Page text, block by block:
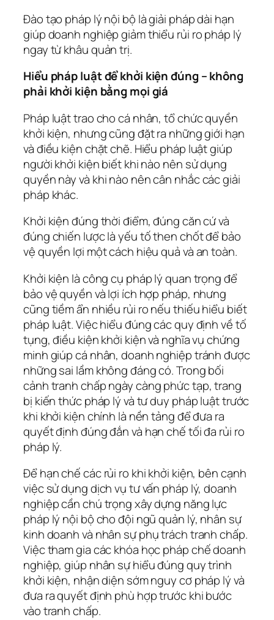
Đào tạo pháp lý nội bộ là giải pháp dài hạn
giúp doanh nghiệp giảm thiểu rủi ro pháp lý
ngay từ khâu quản trị.
Hiểu pháp luật để khởi kiện đúng – không
phải khởi kiện bằng mọi giá
Pháp luật trao cho cá nhân, tổ chức quyền
khởi kiện, nhưng cũng đặt ra những giới hạn
và điều kiện chặt chẽ. Hiểu pháp luật giúp
người khởi kiện biết khi nào nên sử dụng
quyền này và khi nào nên cân nhắc các giải
pháp khác.
Khởi kiện đúng thời điểm, đúng căn cứ và
đúng chiến lược là yếu tố then chốt để bảo
vệ quyền lợi một cách hiệu quả và an toàn.
Khởi kiện là công cụ pháp lý quan trọng để
bảo vệ quyền và lợi ích hợp pháp, nhưng
cũng tiềm ẩn nhiều rủi ro nếu thiếu hiểu biết
pháp luật. Việc hiểu đúng các quy định về tố
tụng, điều kiện khởi kiện và nghĩa vụ chứng
minh giúp cá nhân, doanh nghiệp tránh được
những sai lầm không đáng có. Trong bối
cảnh tranh chấp ngày càng phức tạp, trang
bị kiến thức pháp lý và tư duy pháp luật trước
khi khởi kiện chính là nền tảng để đưa ra
quyết định đúng đắn và hạn chế tối đa rủi ro
pháp lý.
Để hạn chế các rủi ro khi khởi kiện, bên cạnh
việc sử dụng dịch vụ tư vấn pháp lý, doanh
nghiệp cần chú trọng xây dựng năng lực
pháp lý nội bộ cho đội ngũ quản lý, nhân sự
kinh doanh và nhân sự phụ trách tranh chấp.
Việc tham gia các khóa học pháp chế doanh
nghiệp, giúp nhân sự hiểu đúng quy trình
khởi kiện, nhận diện sớm nguy cơ pháp lý và
đưa ra quyết định phù hợp trước khi bước
vào tranh chấp.